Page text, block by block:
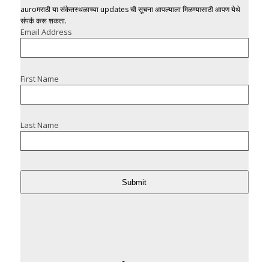
auroमराठी या संकेतस्थळाच्या updates ची सूचना आपल्याला मिळण्यासाठी आपण येथे
संपर्क करू शकता.
Email Address
First Name
Last Name
Submit